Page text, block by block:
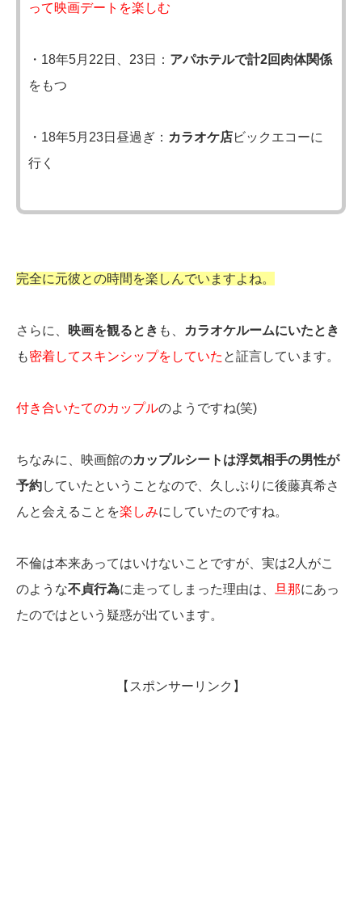
って映画デートを楽しむ
・18年5月22日、23日： アパホテルで計2回肉体関係
をもつ
・18年5月23日昼過ぎ： カラオケ店ビックエコーに
行く
完全に元彼との時間を楽しんでいますよね。
さらに、 映画を観るとき も、 カラオケルームにいたとき
も密着してスキンシップをしていた と証言しています。
付き合いたてのカップルのようですね(笑)
ちなみに、映画館のカップルシートは浮気相手の男性が
予約していたということなので、久しぶりに後藤真希さ
んと会えることを楽しみにしていたのですね。
不倫は本来あってはいけないことですが、実は2人がこ
のような不貞行為に走ってしまった理由は、 旦那にあっ
たのではという疑惑が出ています。
【スポンサーリンク】